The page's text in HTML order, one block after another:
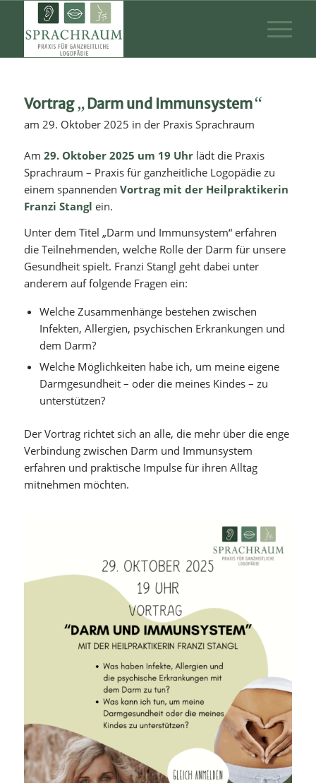
Vortrag„Darm und Immunsystem“
am 29. Oktober 2025 in der Praxis Sprachraum
Am 29. Oktober 2025 um 19 Uhrlädt die Praxis
Sprachraum – Praxis für ganzheitliche Logopädie zu
einem spannenden Vortrag mit der Heilpraktikerin
Franzi Stangl ein.
Unter dem Titel „Darm und Immunsystem“ erfahren
die Teilnehmenden, welche Rolle der Darm für unsere
Gesundheit spielt. Franzi Stangl geht dabei unter
anderem auf folgende Fragen ein:
Welche Zusammenhänge bestehen zwischen
Infekten, Allergien, psychischen Erkrankungen und
dem Darm?
Welche Möglichkeiten habe ich, um meine eigene
Darmgesundheit – oder die meines Kindes – zu
unterstützen?
Der Vortrag richtet sich an alle, die mehr über die enge
Verbindung zwischen Darm und Immunsystem
erfahren und praktische Impulse für ihren Alltag
mitnehmen möchten.